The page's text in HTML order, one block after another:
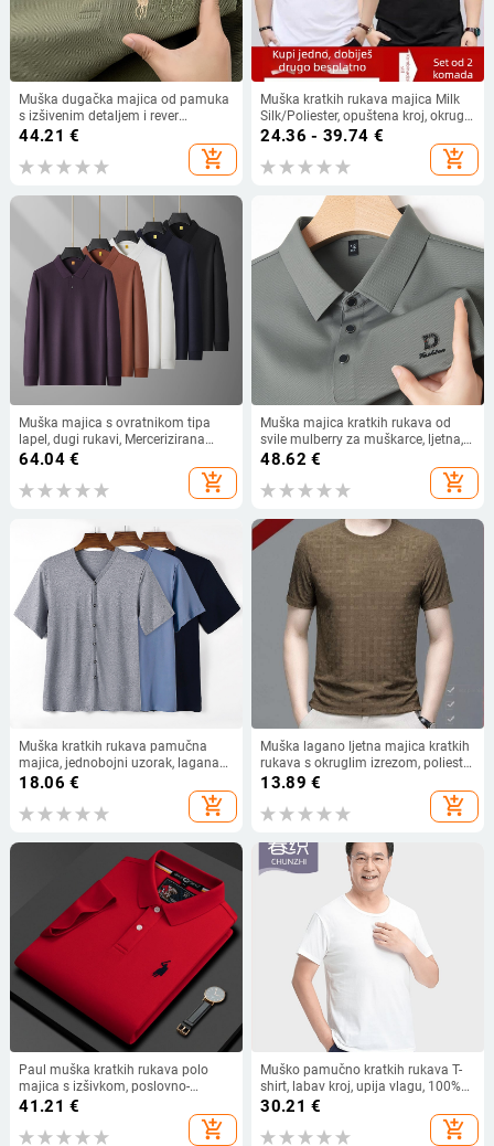
Muška dugačka majica od pamuka
s izšivenim detaljem i rever
ovratnikom, casual stil
44.21 €
add_shopping_cart
Muška kratkih rukava majica Milk
Silk/Poliester, opuštena kroj, okrugli
vrat, fleece podstava, reklamni
24.36 - 39.74 €
add_shopping_cart
Muška majica s ovratnikom tipa
lapel, dugi rukavi, Mercerizirana
pamuk 96%+, klasičan kroj.
64.04€
add_shopping_cart
Muška majica kratkih rukava od
svile mulberry za muškarce, ljetna,
lagana, s reverom i otisom slovima
48.62 €
add_shopping_cart
Muška kratkih rukava pamučna
majica, jednobojni uzorak, lagana
tkanina, sportsko svakodnevni stil
18.06 €
add_shopping_cart
Muška lagano ljetna majica kratkih
rukava s okruglim izrezom, poliester
96%+, geometrijski uzorak
13.89 €
add_shopping_cart
Paul muška kratkih rukava polo
majica s izšivkom, poslovno-
opušten stil, uski kroj, velika
veličina, za muškarce srednje dobi,
model Z88323
41.21 €
add_shopping_cart
Muško pamučno kratkih rukava T-
shirt, labav kroj, upija vlagu, 100%
pamuk, lagano ljetno izdanje
30.21 €
add_shopping_cart